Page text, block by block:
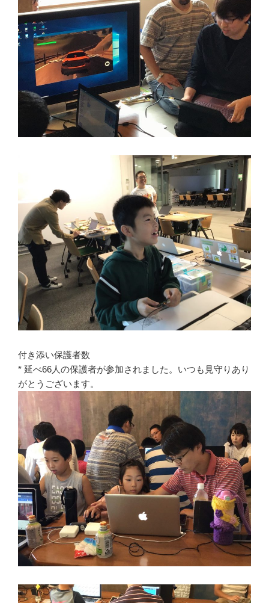
付き添い保護者数
* 延べ66人の保護者が参加されました。いつも見守りあり
がとうございます。